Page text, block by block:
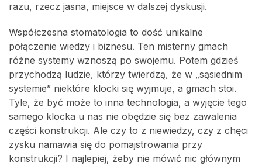
razu, rzecz jasna, miejsce w dalszej dyskusji.
Współczesna stomatologia to dość unikalne
połączenie wiedzy i biznesu. Ten misterny gmach
różne systemy wznoszą po swojemu. Potem gdzieś
przychodzą ludzie, którzy twierdzą, że w „sąsiednim
systemie” niektóre klocki się wyjmuje, a gmach stoi.
Tyle, że być może to inna technologia, a wyjęcie tego
samego klocka u nas nie obędzie się bez zawalenia
części konstrukcji. Ale czy to z niewiedzy, czy z chęci
zysku namawia się do pomajstrowania przy
konstrukcji? I najlepiej, żeby nie mówić nic głównym